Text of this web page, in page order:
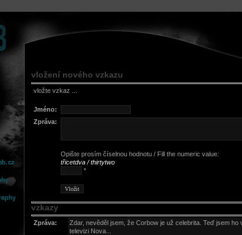
vložení nového vzkazu
vložte vzkaz ...
Jméno:
Zpráva:
Opište prosím číselnou hodnotu / Fill the numeric value:
třicetdva / thirtytwo
*
vzkazy
Zpráva:
Zdar, nevěděl jsem, že Corbow je už celebrita. Teď jsem ho
televizi Nova...